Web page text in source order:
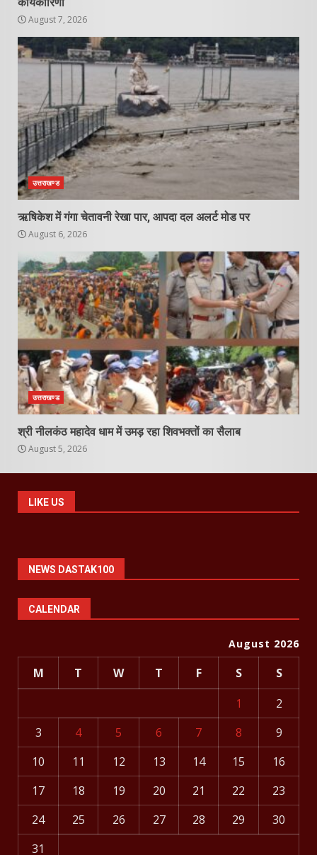
August 7, 2026
उत्तराखण्ड
ऋषिकेश में गंगा चेतावनी रेखा पार, आपदा दल अलर्ट मोड पर
August 6, 2026
उत्तराखण्ड
श्री नीलकंठ महादेव धाम में उमड़ रहा शिवभक्तों का सैलाब
August 5, 2026
LIKE US
NEWS DASTAK100
CALENDAR
August 2026
M T W T F S
S
1
2
3
4 5 6 7 8
9
10
11 12 13 14 15
16
17
18 19 20 21 22
23
24
25 26 27 28 29
30
31